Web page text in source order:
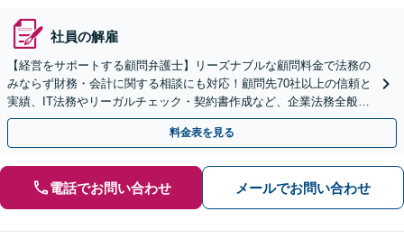
社員の解雇
【経営をサポートする顧問弁護士】リーズナブルな顧問料金で法務の
みならず財務・会計に関する相談にも対応！顧問先70社以上の信頼と
実績、IT法務やリーガルチェック・契約書作成など、企業法務全般に
ついてお気軽にご相談ください。
料金表を見る
電話でお問い合わせ メールでお問い合わせ